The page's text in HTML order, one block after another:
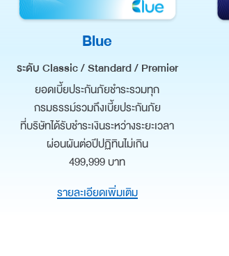
Blue
ระดับ Classic / Standard / Premier
ยอดเบี้ยประกันภัยชำระรวมทุก
กรมธรรม์รวมถึงเบี้ยประกันภัย
ที่บริษัทได้รับชำระเงินระหว่างระยะเวลา
ผ่อนผันต่อปีปฏิทินไม่เกิน
499,999 บาท
รายละเอียดเพิ่มเติม